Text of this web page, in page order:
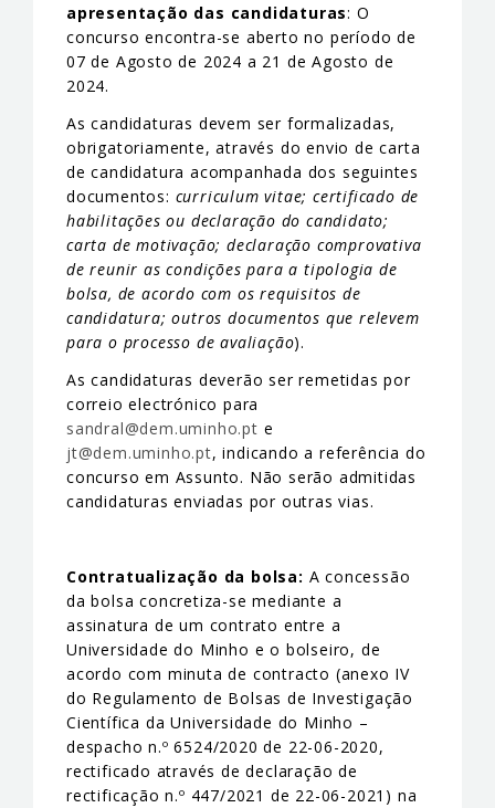
apresentação das candidaturas: O
concurso encontra-se aberto no período de
07 de Agosto de 2024 a 21 de Agosto de
2024.
As candidaturas devem ser formalizadas,
obrigatoriamente, através do envio de carta
de candidatura acompanhada dos seguintes
documentos: curriculum vitae; certificado de
habilitações ou declaração do candidato;
carta de motivação; declaração comprovativa
de reunir as condições para a tipologia de
bolsa, de acordo com os requisitos de
candidatura; outros documentos que relevem
para o processo de avaliação).
As candidaturas deverão ser remetidas por
correio electrónico para
sandral@dem.uminho.pt e
jt@dem.uminho.pt, indicando a referência do
concurso em Assunto. Não serão admitidas
candidaturas enviadas por outras vias.
Contratualização da bolsa: A concessão
da bolsa concretiza-se mediante a
assinatura de um contrato entre a
Universidade do Minho e o bolseiro, de
acordo com minuta de contracto (anexo IV
do Regulamento de Bolsas de Investigação
Científica da Universidade do Minho –
despacho n.º 6524/2020 de 22-06-2020,
rectificado através de declaração de
rectificação n.º 447/2021 de 22-06-2021) na